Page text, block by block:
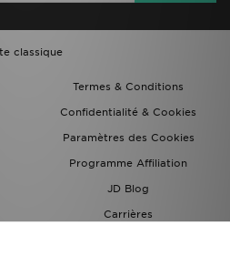
classique
Termes & Conditions
Confidentialité & Cookies
Paramètres des Cookies
Programme Affiliation
JD Blog
Carrières